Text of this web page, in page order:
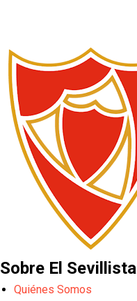
Sobre El Sevillista
Quiénes Somos